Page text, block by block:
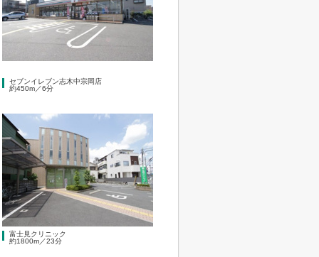
セブンイレブン志木中宗岡店
約450m／6分
富士見クリニック
約1800m／23分